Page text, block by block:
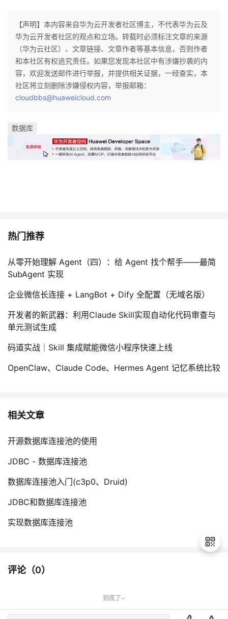
【声明】本内容来自华为云开发者社区博主，不代表华为云及
华为云开发者社区的观点和立场。转载时必须标注文章的来源
（华为云社区）、文章链接、文章作者等基本信息，否则作者
和本社区有权追究责任。如果您发现本社区中有涉嫌抄袭的内
容，欢迎发送邮件进行举报，并提供相关证据，一经查实，本
社区将立刻删除涉嫌侵权内容，举报邮箱：
cloudbbs@huaweicloud.com
数据库
热门推荐
从零开始理解 Agent（四）：给 Agent 找个帮手——最简
SubAgent 实现
企业微信长连接 + LangBot + Dify 全配置（无域名版）
开发者的新武器：利用Claude Skill实现自动化代码审查与
单元测试生成
码道实战｜Skill 集成赋能微信小程序快速上线
OpenClaw、Claude Code、Hermes Agent 记忆系统比较
相关文章
开源数据库连接池的使用
JDBC - 数据库连接池
数据库连接池入门(c3p0、Druid)
JDBC和数据库连接池
实现数据库连接池
评论（0）
到底了~